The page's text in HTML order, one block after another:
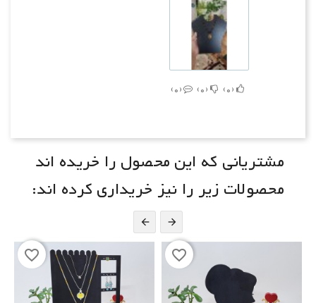
0
0
0
مشتریانی که این محصول را خریده اند
محصولات زیر را نیز خریداری کرده اند:
 
favorite_border favorite_border